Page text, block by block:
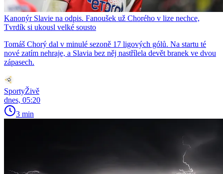
Kanonýr Slavie na odpis. Fanoušek už Chorého v lize nechce,
Tvrdík si ukousl velké sousto
Tomáš Chorý dal v minulé sezoně 17 ligových gólů. Na startu té
nové zatím nehraje, a Slavia bez něj nastřílela devět branek ve dvou
zápasech.
SportyŽivě
dnes, 05:20
3 min